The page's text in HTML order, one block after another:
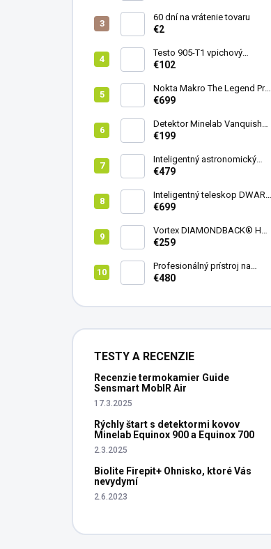
60 dní na vrátenie tovaru
€2
Testo 905-T1 vpichový
teplomer
€102
Nokta Makro The Legend Pro
Pack - model 2024
€699
Detektor Minelab Vanquish
340
€199
Inteligentný astronomický
teleskop DwarfLab Dwarf
€479
Inteligentný teleskop DWARF
III + originálny statív DWARF 3
€699
Vortex DIAMONDBACK® HD
8X42
€259
Profesionálný prístroj na
vedenie vŕtania Laserliner
€480
TESTY A RECENZIE
Recenzie termokamier Guide
Sensmart MobIR Air
17.3.2025
Rýchly štart s detektormi kovov
Minelab Equinox 900 a Equinox 700
2.3.2025
Biolite Firepit+ Ohnisko, ktoré Vás
nevydymí
2.6.2023